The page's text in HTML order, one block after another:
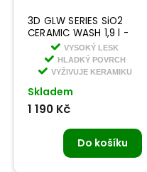
3D GLW SERIES SiO2
CERAMIC WASH 1,9 l -
keramický šampon s
křemíkem
VYSOKÝ LESK
HLADKÝ POVRCH
VYŽIVUJE KERAMIKU
Skladem
1 190 Kč
Do košíku